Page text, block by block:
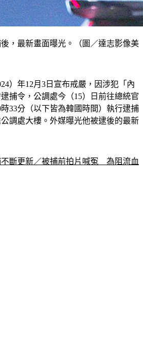
，最新畫面曝光。（圖／達志影像美
）年12月3日宣布戒嚴，因涉犯「內
捕令，公調處今（15）日前往總統官
33分（以下皆為韓國時間）執行逮捕
調處大樓。外媒曝光他被逮後的最新
斷更新／被捕前拍片喊冤　為阻流血